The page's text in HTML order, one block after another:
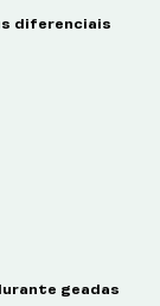
diferenciais
geadas